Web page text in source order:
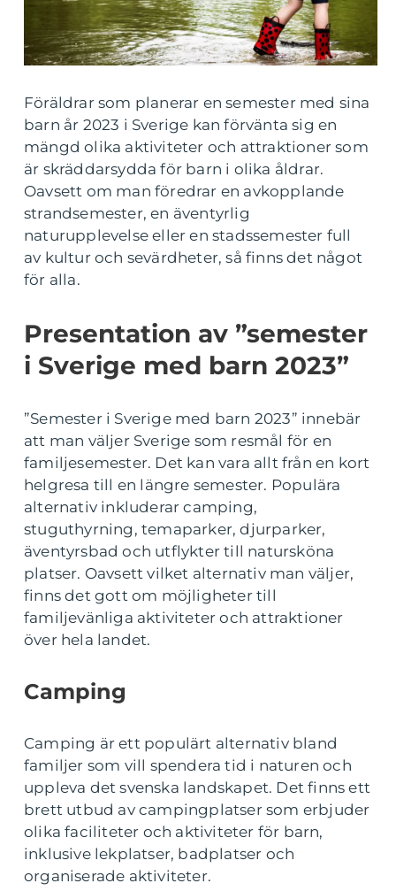
Föräldrar som planerar en semester med sina
barn år 2023 i Sverige kan förvänta sig en
mängd olika aktiviteter och attraktioner som
är skräddarsydda för barn i olika åldrar.
Oavsett om man föredrar en avkopplande
strandsemester, en äventyrlig
naturupplevelse eller en stadssemester full
av kultur och sevärdheter, så finns det något
för alla.
Presentation av ”semester
i Sverige med barn 2023”
”Semester i Sverige med barn 2023” innebär
att man väljer Sverige som resmål för en
familjesemester. Det kan vara allt från en kort
helgresa till en längre semester. Populära
alternativ inkluderar camping,
stuguthyrning, temaparker, djurparker,
äventyrsbad och utflykter till natursköna
platser. Oavsett vilket alternativ man väljer,
finns det gott om möjligheter till
familjevänliga aktiviteter och attraktioner
över hela landet.
Camping
Camping är ett populärt alternativ bland
familjer som vill spendera tid i naturen och
uppleva det svenska landskapet. Det finns ett
brett utbud av campingplatser som erbjuder
olika faciliteter och aktiviteter för barn,
inklusive lekplatser, badplatser och
organiserade aktiviteter.